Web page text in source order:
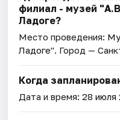
филиал - музей
Ладоге?
Место проведения:
Ладоге". Город —
Когда
Дата и время:28 июля